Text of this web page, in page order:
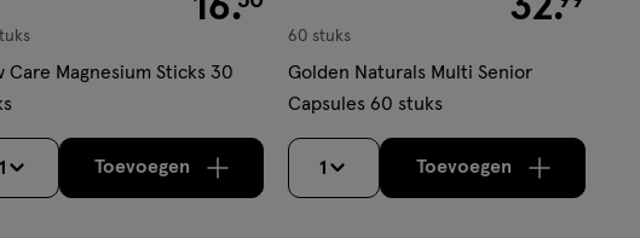
Care Magnesium Sticks 30
1 Toevoegenverhoog aantal met één Bijna uitverkocht!Er zijn nog
60 stuks
Golden Naturals Multi Senior
Capsules 60 stuks
1 Toevoegenverhoog aantal